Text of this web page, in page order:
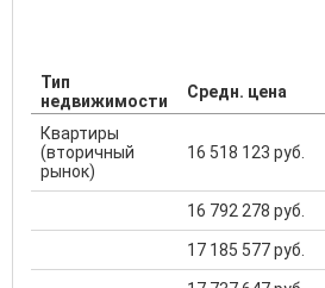
Тип
недвижимости
Средн. цена
Квартиры
(вторичный
рынок)
16 518 123 руб.
16 792 278 руб.
17 185 577 руб.